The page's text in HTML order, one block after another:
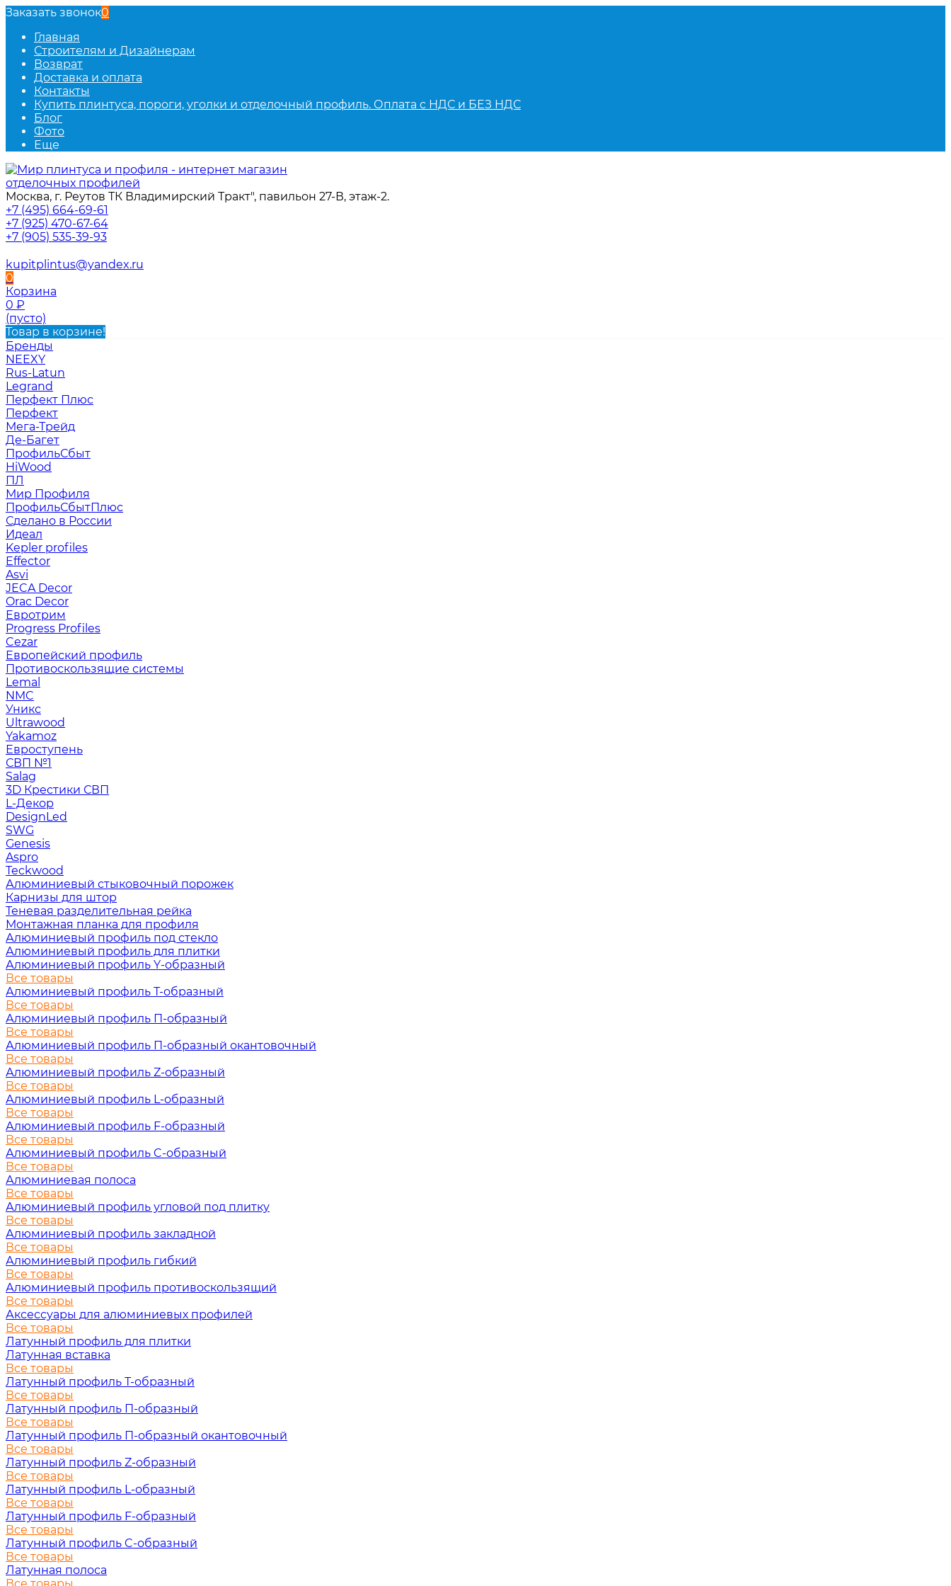
Заказать звонок0
Главная
Строителям и Дизайнерам
Возврат
Доставка и оплата
Контакты
Купить плинтуса, пороги, уголки и отделочный профиль. Оплата с НДС и БЕЗ НДС
Блог
Фото
Еще
Москва, г. Реутов ТК Владимирский Тракт", павильон 27-В, этаж-2.
+7 (495) 664-69-61
+7 (925) 470-67-64
+7 (905) 535-39-93
kupitplintus@yandex.ru
0
Корзина
0 ₽
(пусто)
Товар в корзине!
Бренды
NEEXY
Rus-Latun
Legrand
Перфект Плюс
Перфект
Мега-Трейд
Де-Багет
ПрофильСбыт
HiWood
ПЛ
Мир Профиля
ПрофильСбытПлюс
Сделано в России
Идеал
Kepler profiles
Effector
Asvi
JECA Decor
Orac Decor
Евротрим
Progress Profiles
Cezar
Европейский профиль
Противоскользящие системы
Lemal
NMC
Уникс
Ultrawood
Yakamoz
Евроступень
СВП №1
Salag
3D Крестики СВП
L-Декор
DesignLed
SWG
Genesis
Aspro
Teckwood
Алюминиевый стыковочный порожек
Карнизы для штор
Теневая разделительная рейка
Монтажная планка для профиля
Алюминиевый профиль под стекло
Алюминиевый профиль для плитки
Алюминиевый профиль Y-образный
Все товары
Алюминиевый профиль Т-образный
Все товары
Алюминиевый профиль П-образный
Все товары
Алюминиевый профиль П-образный окантовочный
Все товары
Алюминиевый профиль Z-образный
Все товары
Алюминиевый профиль L-образный
Все товары
Алюминиевый профиль F-образный
Все товары
Алюминиевый профиль C-образный
Все товары
Алюминиевая полоса
Все товары
Алюминиевый профиль угловой под плитку
Все товары
Алюминиевый профиль закладной
Все товары
Алюминиевый профиль гибкий
Все товары
Алюминиевый профиль противоскользящий
Все товары
Аксессуары для алюминиевых профилей
Все товары
Латунный профиль для плитки
Латунная вставка
Все товары
Латунный профиль Т-образный
Все товары
Латунный профиль П-образный
Все товары
Латунный профиль П-образный окантовочный
Все товары
Латунный профиль Z-образный
Все товары
Латунный профиль L-образный
Все товары
Латунный профиль F-образный
Все товары
Латунный профиль C-образный
Все товары
Латунная полоса